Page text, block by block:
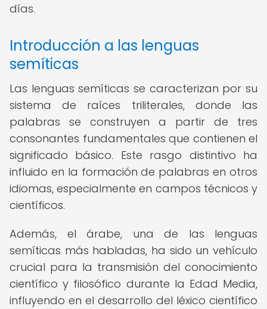
días.
Introducción a las lenguas
semíticas
Las lenguas semíticas se caracterizan por su
sistema de raíces triliterales, donde las
palabras se construyen a partir de tres
consonantes fundamentales que contienen el
significado básico. Este rasgo distintivo ha
influido en la formación de palabras en otros
idiomas, especialmente en campos técnicos y
científicos.
Además, el árabe, una de las lenguas
semíticas más habladas, ha sido un vehículo
crucial para la transmisión del conocimiento
científico y filosófico durante la Edad Media,
influyendo en el desarrollo del léxico científico